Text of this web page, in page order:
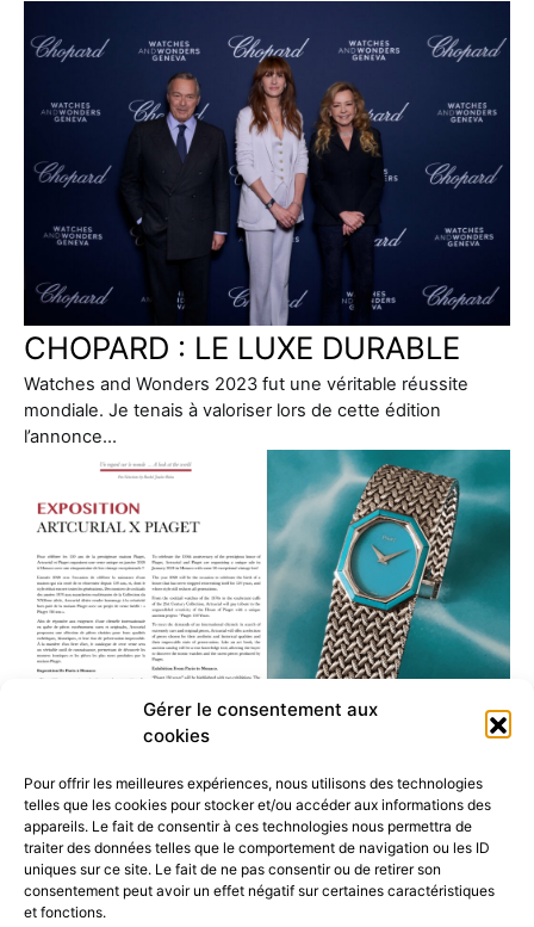
Gérer le consentement aux
cookies
Pour offrir les meilleures expériences, nous utilisons des technologies
telles que les cookies pour stocker et/ou accéder aux informations des
appareils. Le fait de consentir à ces technologies nous permettra de
traiter des données telles que le comportement de navigation ou les ID
uniques sur ce site. Le fait de ne pas consentir ou de retirer son
consentement peut avoir un effet négatif sur certaines caractéristiques
et fonctions.
CHOPARD : LE LUXE DURABLE
Watches and Wonders 2023 fut une véritable réussite
mondiale. Je tenais à valoriser lors de cette édition
l’annonce…
Vente inédite ARTCURIAL x
PIAGET : À LA UNE Piaget 150
ans